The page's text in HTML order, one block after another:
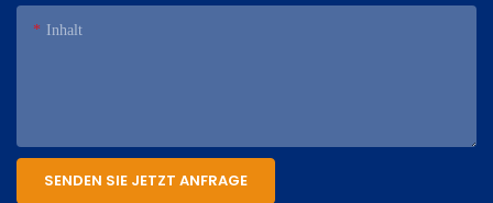
Inhalt
SENDEN SIE JETZT ANFRAGE